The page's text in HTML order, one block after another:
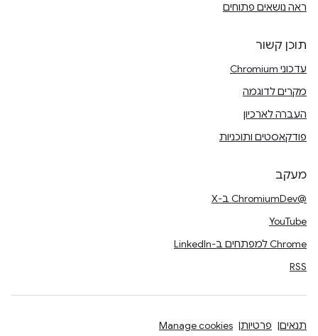
ראה נושאים פתוחים
תוכן קשור
עדכוני Chromium
מקרים לדוגמה
העברה לארכיון
פודקאסטים ותוכניות
מעקב
@ChromiumDev ב-X
YouTube
Chrome למפתחים ב-LinkedIn
RSS
תנאים פרטיות Manage cookies